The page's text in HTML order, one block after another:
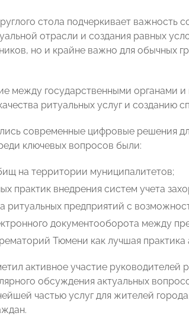
стола подчеркивает важность
отрасли и создания равных
но и крайне важно для обычных
между государственными органами
ритуальных услуг и созданию
современные цифровые решения
ключевых вопросов были:
на территории муниципалитетов;
практик внедрения систем учета
ритуальных предприятий с
документооборота между
Тюмени как лучшая
активное участие руководителей
обсуждения актуальных
частью услуг для жителей